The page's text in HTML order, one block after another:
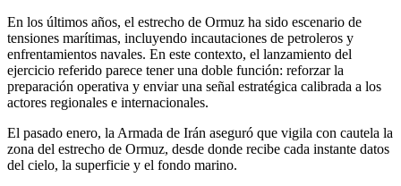
En los últimos años, el estrecho de Ormuz ha sido escenario de
tensiones marítimas, incluyendo incautaciones de petroleros y
enfrentamientos navales. En este contexto, el lanzamiento del
ejercicio referido parece tener una doble función: reforzar la
preparación operativa y enviar una señal estratégica calibrada a los
actores regionales e internacionales.
El pasado enero, la Armada de Irán aseguró que vigila con cautela la
zona del estrecho de Ormuz, desde donde recibe cada instante datos
del cielo, la superficie y el fondo marino.